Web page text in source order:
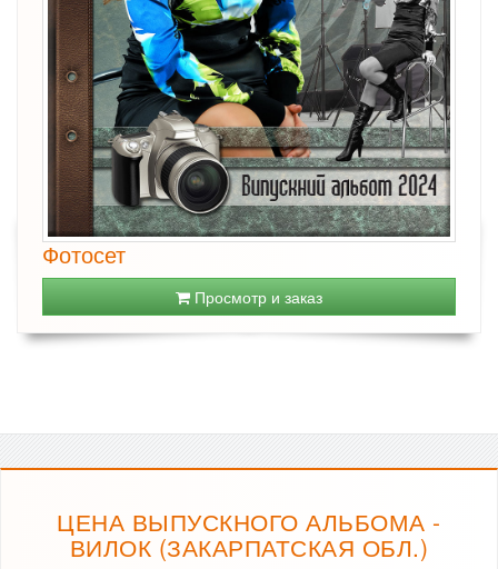
Фотосет
Просмотр и заказ
ЦЕНА ВЫПУСКНОГО АЛЬБОМА -
ВИЛОК (ЗАКАРПАТСКАЯ ОБЛ.)